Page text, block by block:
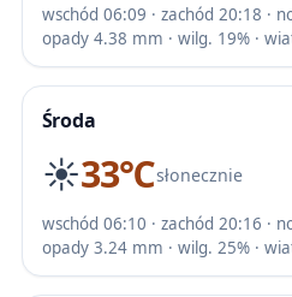
wschód 06:09 · zachód 20:18 ·
opady 4.38 mm · wilg. 19% ·
Środa
☀️33℃słonecznie
wschód 06:10 · zachód 20:16 ·
opady 3.24 mm · wilg. 25% ·